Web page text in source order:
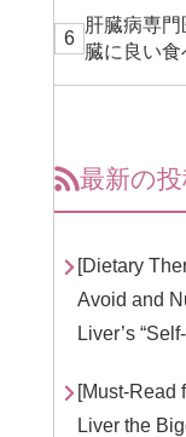
肝臓病専
臓に良い食
最新の
[Dietary
Avoid and
Liver’s
[Must-Read
Liver the